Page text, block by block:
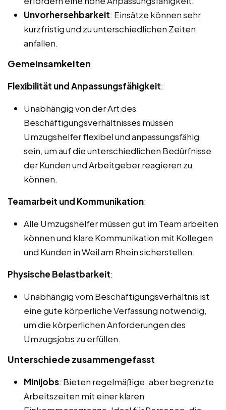
Unvorhersehbarkeit: Einsätze können sehr
kurzfristig und zu unterschiedlichen Zeiten
anfallen.
Gemeinsamkeiten
Flexibilität und Anpassungsfähigkeit:
Unabhängig von der Art des
Beschäftigungsverhältnisses müssen
Umzugshelfer flexibel und anpassungsfähig
sein, um auf die unterschiedlichen Bedürfnisse
der Kunden und Arbeitgeber reagieren zu
können.
Teamarbeit und Kommunikation:
Alle Umzugshelfer müssen gut im Team arbeiten
können und klare Kommunikation mit Kollegen
und Kunden in Weil am Rhein sicherstellen.
Physische Belastbarkeit:
Unabhängig vom Beschäftigungsverhältnis ist
eine gute körperliche Verfassung notwendig,
um die körperlichen Anforderungen des
Umzugsjobs zu erfüllen.
Unterschiede zusammengefasst
Minijobs: Bieten regelmäßige, aber begrenzte
Arbeitszeiten mit einer klaren